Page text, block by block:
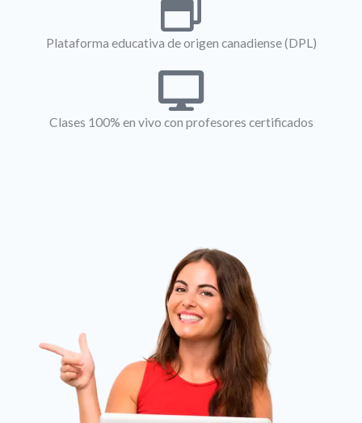
Plataforma educativa de origen canadiense (DPL)
Clases 100% en vivo con profesores certificados